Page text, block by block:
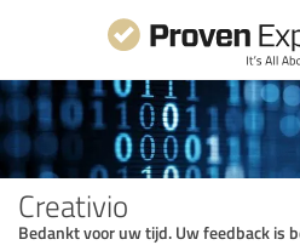
Creativio
Bedankt voor uw tijd. Uw feedback is